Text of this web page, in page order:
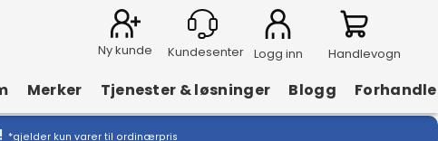
Ny kunde Logg inn Handlevogn
Merker Tjenester & løsninger Blogg
*gjelder kun varer til ordinærpris